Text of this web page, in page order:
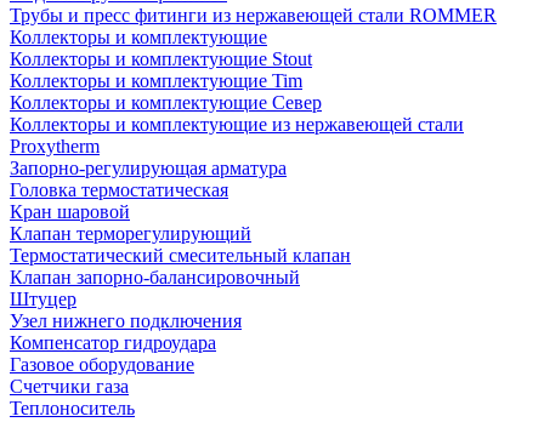
Трубы и пресс фитинги из нержавеющей стали ROMMER
Коллекторы и комплектующие
Коллекторы и комплектующие Stout
Коллекторы и комплектующие Tim
Коллекторы и комплектующие Север
Коллекторы и комплектующие из нержавеющей стали
Proxytherm
Запорно-регулирующая арматура
Головка термостатическая
Кран шаровой
Клапан терморегулирующий
Термостатический смесительный клапан
Клапан запорно-балансировочный
Штуцер
Узел нижнего подключения
Компенсатор гидроудара
Газовое оборудование
Счетчики газа
Теплоноситель